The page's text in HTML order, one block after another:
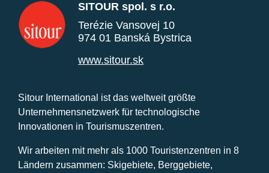
SITOUR spol. s r.o.
Terézie Vansovej 10
974 01 Banská Bystrica
www.sitour.sk
Sitour International ist das weltweit größte
Unternehmensnetzwerk für technologische
Innovationen in Tourismuszentren.
Wir arbeiten mit mehr als 1000 Touristenzentren in 8
Ländern zusammen: Skigebiete, Berggebiete,